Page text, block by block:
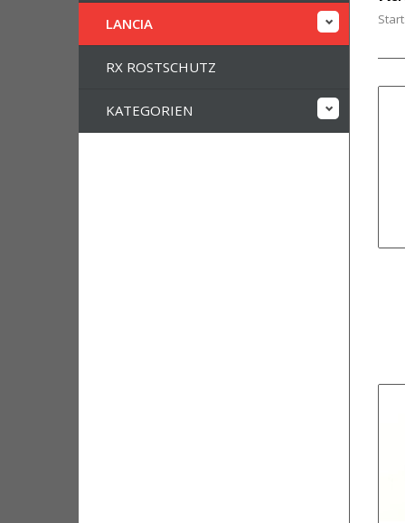
LANCIA
RX ROSTSCHUTZ
KATEGORIEN